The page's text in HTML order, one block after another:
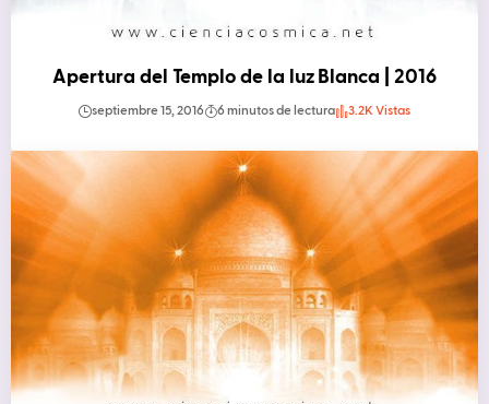
Apertura del Templo de la luz Blanca | 2016
septiembre 15, 2016 6 minutos de lectura 3.2K Vistas